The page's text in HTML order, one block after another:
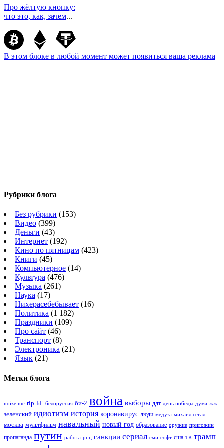
Про жёлтую кнопку:
что это, как, зачем...
В этом блоке в любой момент может появиться ваша реклама
Рубрики блога
Без рубрики (153)
Видео (399)
Деньги (43)
Интернет (192)
Кино по пятницам (423)
Книги (45)
Компьютерное (14)
Культура (476)
Музыка (261)
Наука (17)
Нихерасебебывает (16)
Политика (1 182)
Праздники (109)
Про сайт (46)
Транспорт (8)
Электроника (21)
Язык (21)
Метки блога
noize mc rip БГ белоруссия би-2 война выборы ддт день победы дума жж
зеленский идиотизм история коронавирус люди медуза михаил сегал
москва мультфильм навальный новый год образование оружие пригожин
пропаганда путин работа рпц санкции сериал сми софт сша тв трамп